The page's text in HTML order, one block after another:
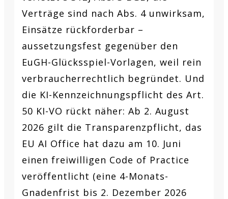
Verträge sind nach Abs. 4 unwirksam,
Einsätze rückforderbar –
aussetzungsfest gegenüber den
EuGH-Glücksspiel-Vorlagen, weil rein
verbraucherrechtlich begründet. Und
die KI-Kennzeichnungspflicht des Art.
50 KI-VO rückt näher: Ab 2. August
2026 gilt die Transparenzpflicht, das
EU AI Office hat dazu am 10. Juni
einen freiwilligen Code of Practice
veröffentlicht (eine 4-Monats-
Gnadenfrist bis 2. Dezember 2026